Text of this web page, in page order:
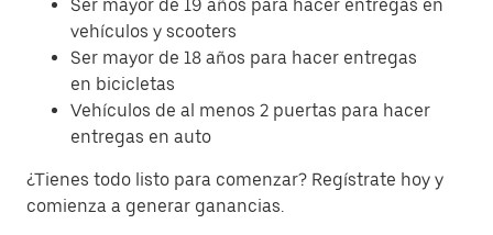
Ser mayor de 19 años para hacer entregas en
vehículos y scooters
Ser mayor de 18 años para hacer entregas
en bicicletas
Vehículos de al menos 2 puertas para hacer
entregas en auto
¿Tienes todo listo para comenzar? Regístrate hoy y
comienza a generar ganancias.